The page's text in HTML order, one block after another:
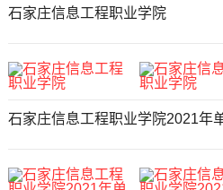
石家庄信息工程职业学院
石家庄信息工程职业学院2021年